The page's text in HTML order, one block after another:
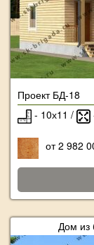
Проект БД-18
- 10х11 /
от 2 982
Дом из